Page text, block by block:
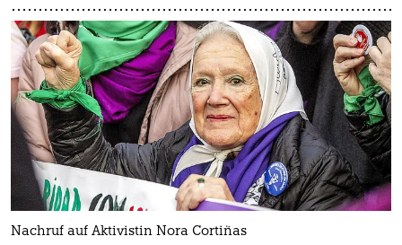
Nachruf auf Aktivistin Nora Cortiñas